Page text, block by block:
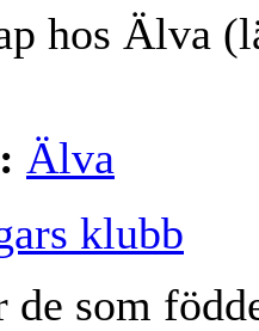
hos Älva
Älva
klubb
som